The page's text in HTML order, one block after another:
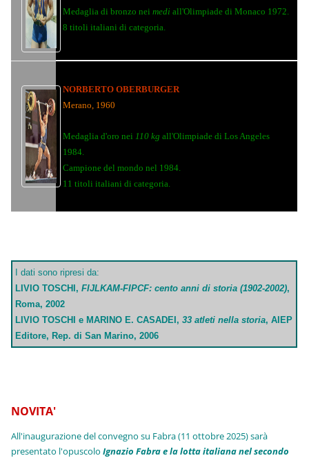
Medaglia di bronzo neimediall'Olimpiade di Monaco 1972.
8 titoli italiani di categoria.
NORBERTO OBERBURGER
Merano, 1960
Medaglia d'oro nei110 kgall'Olimpiade di Los Angeles
1984.
Campione del mondo nel 1984.
11 titoli italiani di categoria.
I dati sono ripresi da:
LIVIO TOSCHI ,FIJLKAM-FIPCF: cento anni di storia (1902-2002),
Roma, 2002
LIVIO TOSCHI e MARINO E. CASADEI,33 atleti nella storia, AIEP
Editore, Rep. di San Marino, 2006
NOVITA'
All'inaugurazione del convegno su Fabra (11 ottobre 2025) sarà
presentato l'opuscoloIgnazio Fabra e la lotta italiana nel secondo